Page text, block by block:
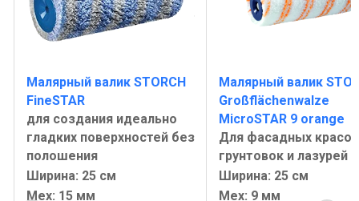
Малярный валик STORCH
FineSTAR
для создания идеально
гладких поверхностей без
полошения
Ширина: 25 см
Мех: 15 мм
Малярный валик
Großflächenwalze
MicroSTAR 9 orange
Для фасадных
грунтовок и лазурей
Ширина: 25 см
Мех: 9 мм